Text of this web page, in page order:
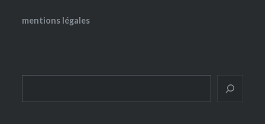
mentions légales